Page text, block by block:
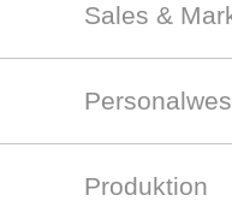
Sales &
Produktion